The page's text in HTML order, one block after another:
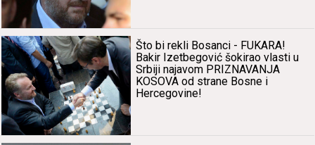
Što bi rekli Bosаnci - FUKARA!
Bаkir Izetbegović šokirаo vlаsti u
Srbiji nаjаvom PRIZNAVANJA
KOSOVA od strаne Bosne i
Hercegovine!